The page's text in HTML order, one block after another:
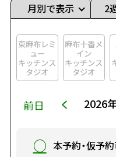
月別で表示 2
東麻布レミ
ュー
キッチンス
タジオ
麻布十番メ
イン
キッチンス
タジオ
前日 2026
○ 本予約・仮予